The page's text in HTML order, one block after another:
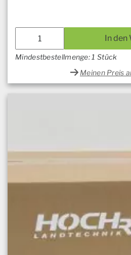
In
Mindestbestellmenge: 1 Stück
Meinen Preis